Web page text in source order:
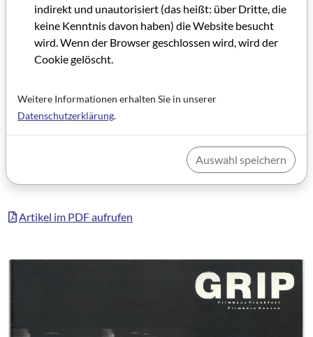
folge als näch­stes gleich: "Wie kann ich meine Freizeit
verbringen?” Mit genau die­ser von ihnen geschaffenen Le­
bensqualität müßten die Kulturschaf­fenden auch
argumentieren, sagt Ruth Wagner, die mit der geschick­ten
Kategorie: Personenportrait (GRIP FACE)
Schlagworte: Filmpolitik, Filmförderung, Politiker*in,
Artikel im PDF aufrufen
indirekt und unautorisiert (das heißt: über Dritte, die
keine Kenntnis davon haben) die Website besucht
wird. Wenn der Browser geschlossen wird, wird der
Cookie gelöscht.
Weitere Informationen erhalten Sie in unserer
Datenschutzerklärung.
Auswahl speichern